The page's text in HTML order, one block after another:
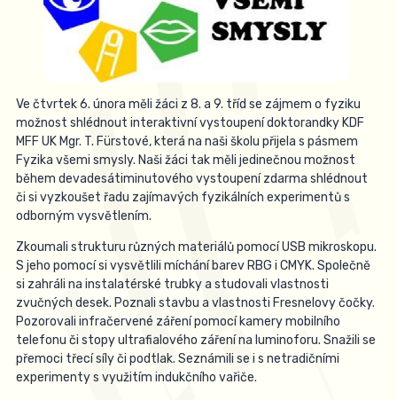
Ve čtvrtek 6. února měli žáci z 8. a 9. tříd se zájmem o fyziku
možnost shlédnout interaktivní vystoupení doktorandky KDF
MFF UK Mgr. T. Fürstové, která na naši školu přijela s pásmem
Fyzika všemi smysly. Naši žáci tak měli jedinečnou možnost
během devadesátiminutového vystoupení zdarma shlédnout
či si vyzkoušet řadu zajímavých fyzikálních experimentů s
odborným vysvětlením.
Zkoumali strukturu různých materiálů pomocí USB mikroskopu.
S jeho pomocí si vysvětlili míchání barev RBG i CMYK. Společně
si zahráli na instalatérské trubky a studovali vlastnosti
zvučných desek. Poznali stavbu a vlastnosti Fresnelovy čočky.
Pozorovali infračervené záření pomocí kamery mobilního
telefonu či stopy ultrafialového záření na luminoforu. Snažili se
přemoci třecí síly či podtlak. Seznámili se i s netradičními
experimenty s využitím indukčního vařiče.